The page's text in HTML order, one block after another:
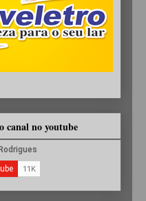
canal no youtube